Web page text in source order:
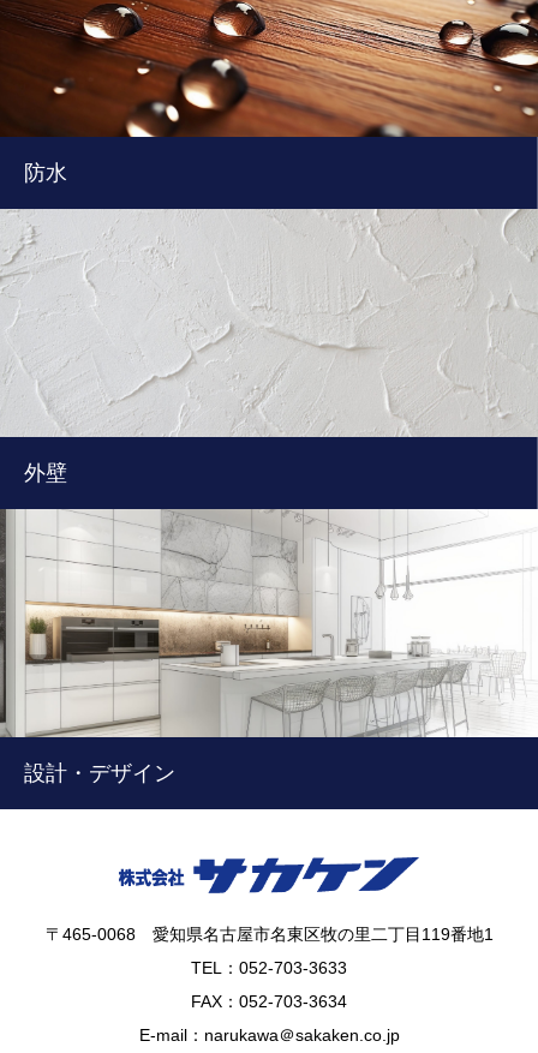
防水
外壁
設計・デザイン
〒465-0068 愛知県名古屋市名東区牧の里二丁目119番地1
TEL：052-703-3633
FAX：052-703-3634
E-mail：narukawa＠sakaken.co.jp